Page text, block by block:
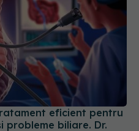
biliare. Dr.
mucoasa de sub